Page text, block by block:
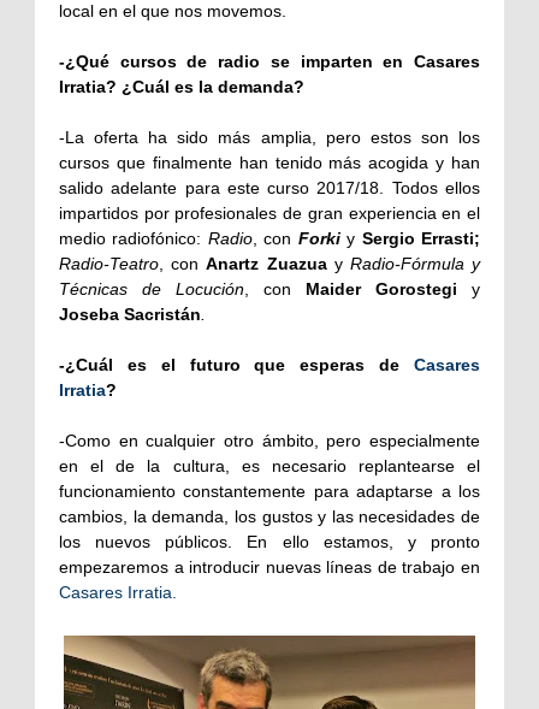
local en el que nos movemos.
-¿Qué cursos de radio se imparten en Casares
Irratia? ¿Cuál es la demanda?
-La oferta ha sido más amplia, pero estos son los
cursos que finalmente han tenido más acogida y han
salido adelante para este curso 2017/18. Todos ellos
impartidos por profesionales de gran experiencia en el
medio radiofónico: Radio, con Forkiy Sergio Errasti;
Radio-Teatro, conAnartz Zuazua y Radio-Fórmula y
Técnicas de Locución, con Maider Gorostegi y
Joseba Sacristán.
-¿Cuál es el futuro que esperas de Casares
Irratia?
-Como en cualquier otro ámbito, pero especialmente
en el de la cultura, es necesario replantearse el
funcionamiento constantemente para adaptarse a los
cambios, la demanda, los gustos y las necesidades de
los nuevos públicos. En ello estamos, y pronto
empezaremos a introducir nuevas líneas de trabajo en
Casares Irratia.